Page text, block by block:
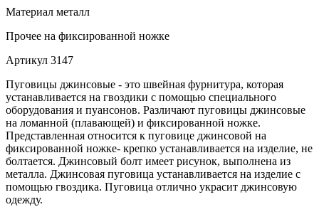
Материал металл
Прочее на фиксированной ножке
Артикул 3147
Пуговицы джинсовые - это швейная фурнитура, которая
устанавливается на гвоздики с помощью специального
оборудования и пуансонов. Различают пуговицы джинсовые
на ломанной (плавающей) и фиксированной ножке.
Представленная относится к пуговице джинсовой на
фиксированной ножке- крепко устанавливается на изделие, не
болтается. Джинсовый болт имеет рисунок, выполнена из
металла. Джинсовая пуговица устанавливается на изделие с
помощью гвоздика. Пуговица отлично украсит джинсовую
одежду.